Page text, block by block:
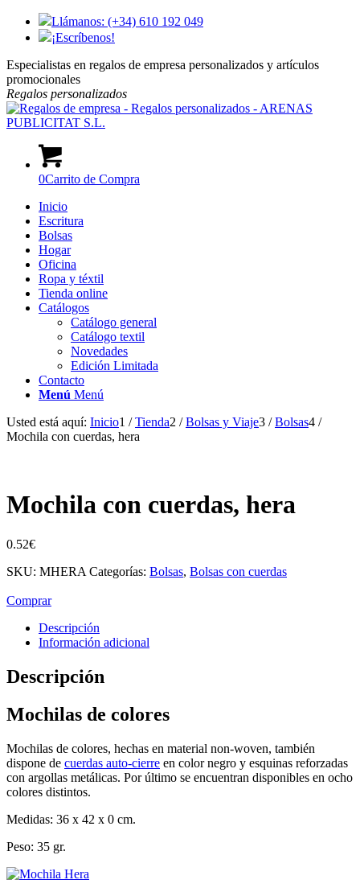
Llámanos: (+34) 610 192 049
¡Escríbenos!
Especialistas en regalos de empresa personalizados y artículos
promocionales
Regalos personalizados
0Carrito de Compra
Inicio
Escritura
Bolsas
Hogar
Oficina
Ropa y téxtil
Tienda online
Catálogos
Catálogo general
Catálogo textil
Novedades
Edición Limitada
Contacto
Menú Menú
Usted está aquí: Inicio1 / Tienda2 / Bolsas y Viaje3 / Bolsas4 /
Mochila con cuerdas, hera
Mochila con cuerdas, hera
0.52€
SKU: MHERA Categorías: Bolsas, Bolsas con cuerdas
Comprar
Descripción
Información adicional
Descripción
Mochilas de colores
Mochilas de colores, hechas en material non-woven, también
dispone de cuerdas auto-cierre en color negro y esquinas reforzadas
con argollas metálicas. Por último se encuentran disponibles en ocho
colores distintos.
Medidas: 36 x 42 x 0 cm.
Peso: 35 gr.